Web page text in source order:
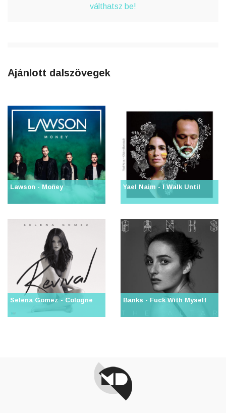
válthatsz be!
Ajánlott dalszövegek
Lawson - Money Yael Naim - I Walk Until
Selena Gomez - Cologne Banks - Fuck With Myself